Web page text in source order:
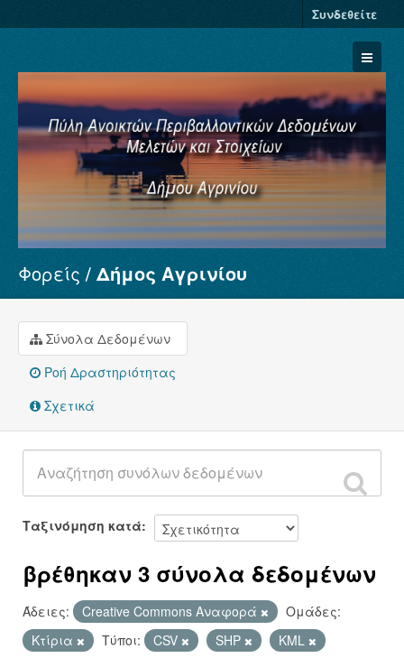
Συνδεθείτε
Σύνολα Δεδομένων
Φορείς
Ομάδες
Σχετικά
Φορείς Δήμος Αγρινίου
Σύνολα Δεδομένων
Ροή Δραστηριότητας
Σχετικά
Ταξινόμηση κατά
βρέθηκαν 3 σύνολα δεδομένων
Άδειες: Creative Commons Αναφορά
Ομάδες:
Κτίρια
Τύποι: CSV SHP
KML